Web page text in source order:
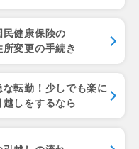
民健康保険の
所変更の手続き
な転勤！少しでも楽に
越しをするなら